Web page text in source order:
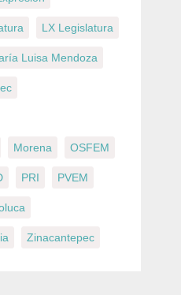
LX Legislatura
Luisa Mendoza
Morena OSFEM
PRI PVEM
Zinacantepec